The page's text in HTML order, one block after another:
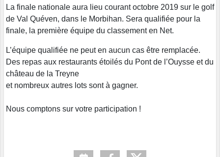
La finale nationale aura lieu courant octobre 2019 sur le golf
de Val Quéven, dans le Morbihan. Sera qualifiée pour la
finale, la première équipe du classement en Net.
L’équipe qualifiée ne peut en aucun cas être remplacée.
Des repas aux restaurants étoilés du Pont de l’Ouysse et du
château de la Treyne
et nombreux autres lots sont à gagner.
Nous comptons sur votre participation !